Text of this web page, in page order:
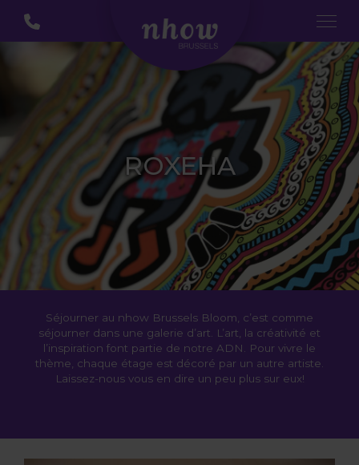
ROXEHA
Séjourner au nhow Brussels Bloom, c’est comme
séjourner dans une galerie d’art. L’art, la créativité et
l’inspiration font partie de notre ADN. Pour vivre le
thème, chaque étage est décoré par un autre artiste.
Laissez-nous vous en dire un peu plus sur eux!